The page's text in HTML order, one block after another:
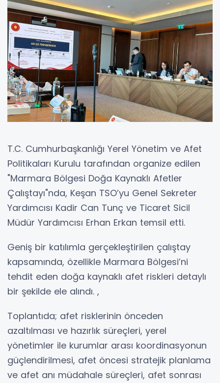
T.C. Cumhurbaşkanlığı Yerel Yönetim ve Afet
Politikaları Kurulu tarafından organize edilen
"Marmara Bölgesi Doğa Kaynaklı Afetler
Çalıştayı"nda, Keşan TSO’yu Genel Sekreter
Yardımcısı Kadir Can Tunç ve Ticaret Sicil
Müdür Yardımcısı Erhan Erkan temsil etti.
Geniş bir katılımla gerçekleştirilen çalıştay
kapsamında, özellikle Marmara Bölgesi’ni
tehdit eden doğa kaynaklı afet riskleri detaylı
bir şekilde ele alındı. ,
Toplantıda; afet risklerinin önceden
azaltılması ve hazırlık süreçleri, yerel
yönetimler ile kurumlar arası koordinasyonun
güçlendirilmesi, afet öncesi stratejik planlama
ve afet anı müdahale süreçleri, afet sonrası